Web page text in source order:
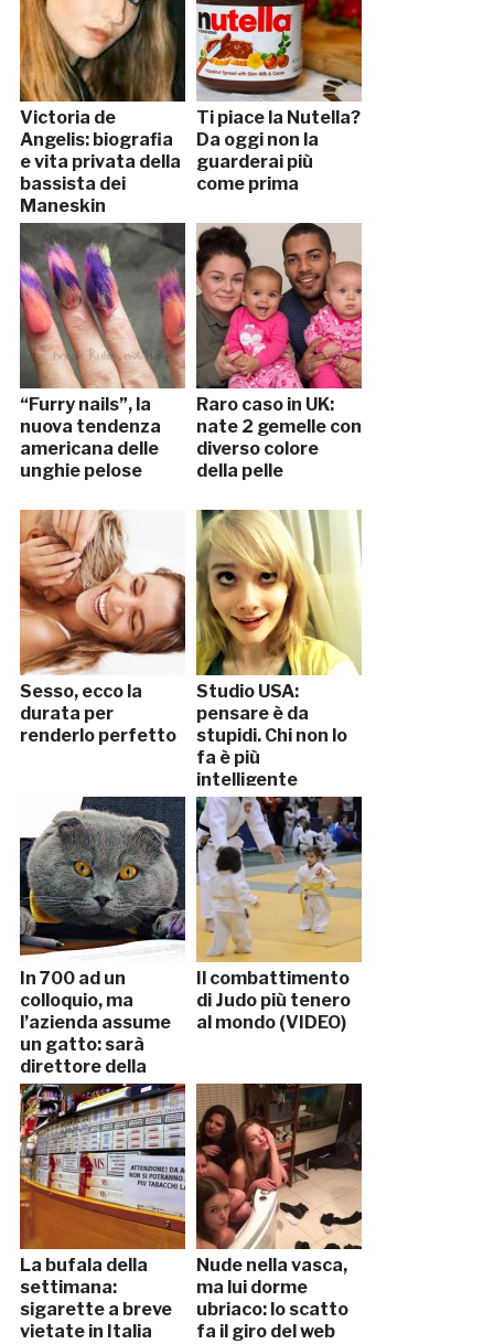
Victoria de
Angelis: biografia
e vita privata della
bassista dei
Maneskin
Ti piace la Nutella?
Da oggi non la
guarderai più
come prima
“Furry nails”, la
nuova tendenza
americana delle
unghie pelose
Raro caso in UK:
nate 2 gemelle con
diverso colore
della pelle
Sesso, ecco la
durata per
renderlo perfetto
Studio USA:
pensare è da
stupidi. Chi non lo
fa è più
intelligente
In 700 ad un
colloquio, ma
l’azienda assume
un gatto: sarà
direttore della
comunicazione
Il combattimento
di Judo più tenero
al mondo (VIDEO)
La bufala della
settimana:
sigarette a breve
vietate in Italia
Nude nella vasca,
ma lui dorme
ubriaco: ​lo scatto
fa il giro del web